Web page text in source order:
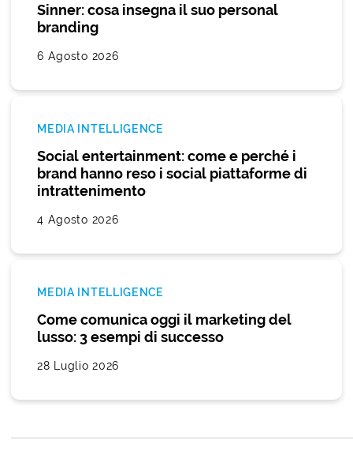
Sinner: cosa insegna il suo personal
branding
6 Agosto 2026
MEDIA INTELLIGENCE
Social entertainment: come e perché i
brand hanno reso i social piattaforme di
intrattenimento
4 Agosto 2026
MEDIA INTELLIGENCE
Come comunica oggi il marketing del
lusso: 3 esempi di successo
28 Luglio 2026